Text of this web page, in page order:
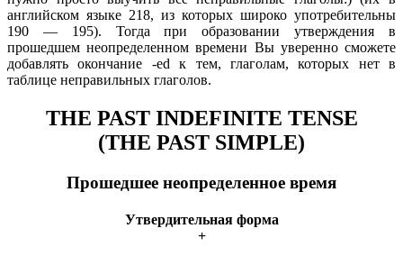
английском языке 218, из которых широко употребительны
190 — 195). Тогда при образовании утверждения в
прошедшем неопределенном времени Вы уверенно сможете
добавлять окончание -ed к тем, глаголам, которых нет в
таблице неправильных глаголов.
THE PAST INDEFINITE TENSE
(THE PAST SIMPLE)
Прошедшее неопределенное время
Утвердительная форма
+